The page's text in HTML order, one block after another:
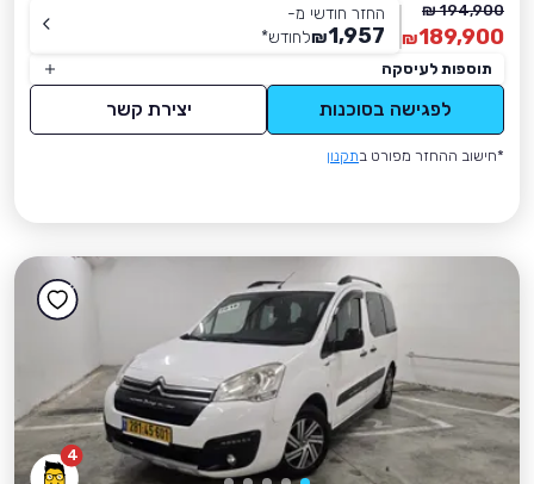
194,900 ₪
189,900
₪
החזר חודשי מ-
1,957
₪לחודש*
תוספות לעיסקה
לפגישה בסוכנות יצירת קשר
*חישוב ההחזר מפורט בתקנון
4